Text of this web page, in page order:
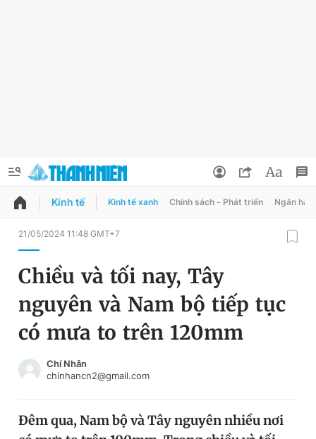
QUẢNG CÁO
Chuyên mục
Chuyên mục khác
Chào ngày mới
Đổi mật khẩu
Tin đã lưu
Kinh tế Kinh tế xanh Chính sách - Phát triển Ngân
21/05/2024 11:48 GMT+7
Chiều và tối nay, Tây
nguyên và Nam bộ tiếp tục
có mưa to trên 120mm
Chí Nhân
chinhancn2@gmail.com
Đêm qua, Nam bộ và Tây nguyên nhiều nơi